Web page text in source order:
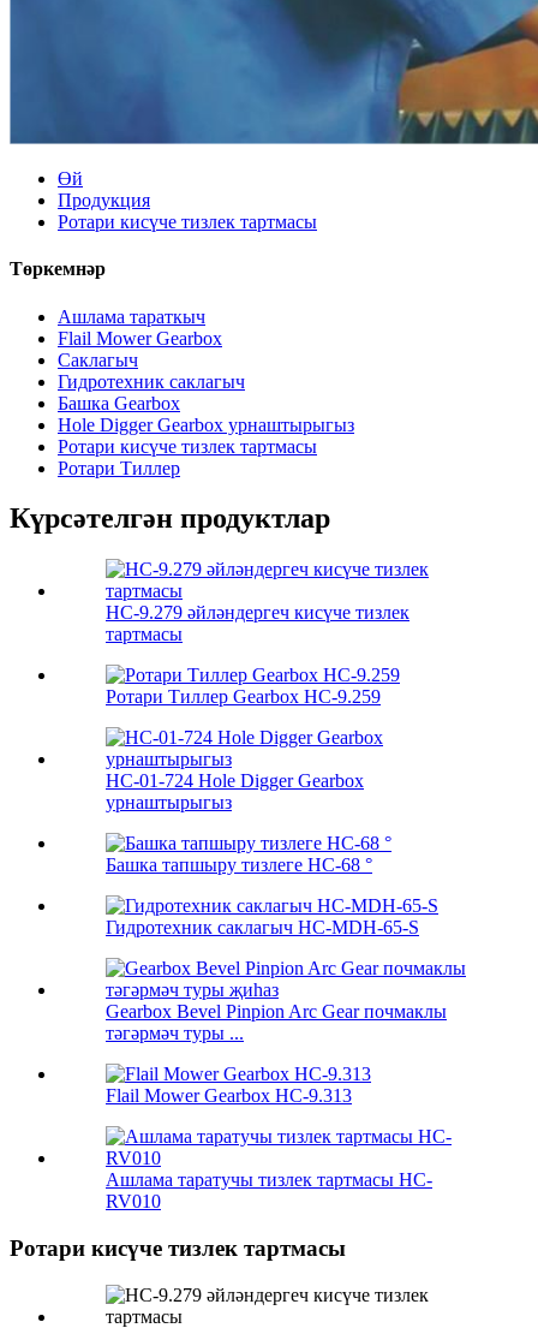
Өй
Продукция
Ротари кисүче тизлек тартмасы
Төркемнәр
Ашлама тараткыч
Flail Mower Gearbox
Саклагыч
Гидротехник саклагыч
Башка Gearbox
Hole Digger Gearbox урнаштырыгыз
Ротари кисүче тизлек тартмасы
Ротари Тиллер
Күрсәтелгән продуктлар
HC-9.279 әйләндергеч кисүче тизлек
тартмасы
Ротари Тиллер Gearbox HC-9.259
HC-01-724 Hole Digger Gearbox
урнаштырыгыз
Башка тапшыру тизлеге HC-68 °
Гидротехник саклагыч HC-MDH-65-S
Gearbox Bevel Pinpion Arc Gear почмаклы
тәгәрмәч туры ...
Flail Mower Gearbox HC-9.313
Ашлама таратучы тизлек тартмасы HC-
RV010
Ротари кисүче тизлек тартмасы